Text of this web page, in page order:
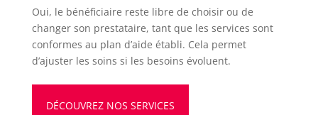
Oui, le bénéficiaire reste libre de choisir ou de
changer son prestataire, tant que les services sont
conformes au plan d’aide établi. Cela permet
d’ajuster les soins si les besoins évoluent.
DÉCOUVREZ NOS SERVICES